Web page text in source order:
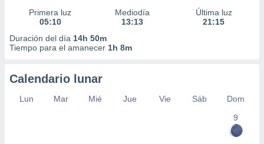
Primera luz
05:10
Mediodía
13:13
Última luz
21:15
Duración del día 14h 50m
Tiempo para el amanecer 1h 8m
Calendario lunar
Lun Mar Mié Jue Vie Sáb
Dom
9